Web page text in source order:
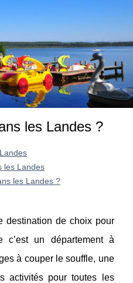
les Landes ?
les Landes
les Landes ?
destination de choix pour
c’est un département à
à couper le souffle, une
activités pour toutes les